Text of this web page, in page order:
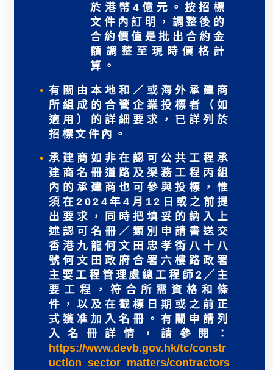
於港幣4億元。按招標
文件內訂明，調整後的
合約價值是批出合約金
額調整至現時價格計
算。
有關由本地和／或海外承建商
所組成的合營企業投標者（如
適用）的詳細要求，已詳列於
招標文件內。
承建商如非在認可公共工程承
建商名冊道路及渠務工程丙組
內的承建商也可參與投標，惟
須在2024年4月12日或之前提
出要求，同時把填妥的納入上
述認可名冊／類別申請書送交
香港九龍何文田忠孝街八十八
號何文田政府合署六樓路政署
主要工程管理處總工程師2╱主
要工程，符合所需資格和條
件，以及在截標日期或之前正
式獲准加入名冊。有關申請列
入名冊詳情，請參閱：
https://www.devb.gov.hk/tc/constr
uction_sector_matters/contractors